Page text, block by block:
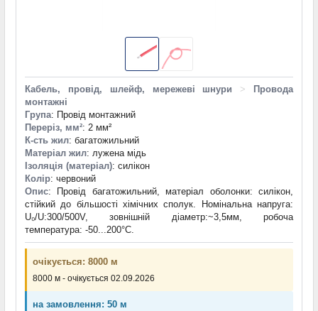
Кабель, провід, шлейф, мережеві шнури >
Провода
монтажні
Група: Провід монтажний
Переріз, мм²: 2 мм²
К-сть жил: багатожильний
Матеріал жил: лужена мідь
Ізоляція (матеріал): силікон
Колір: червоний
Опис: Провід багатожильний, матеріал оболонки: силікон,
стійкий до більшості хімічних сполук. Номінальна напруга:
U₀/U:300/500V, зовнішній діаметр:~3,5мм, робоча
температура: -50...200°C.
очікується: 8000 м
8000 м - очікується 02.09.2026
на замовлення: 50 м